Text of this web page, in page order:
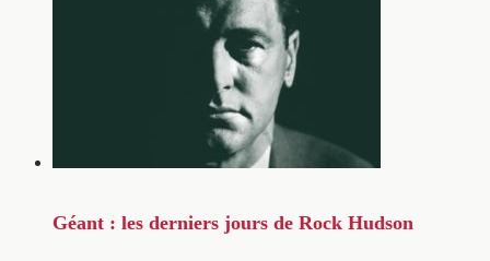
Géant : les derniers jours de Rock Hudson